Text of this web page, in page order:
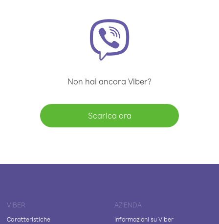
Non hai ancora Viber?
Scarica ora
VIBER
Caratteristiche
AZIENDA
Informazioni su Viber